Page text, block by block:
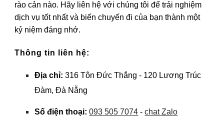
rào cản nào. Hãy liên hệ với chúng tôi để trải nghiệm
dịch vụ tốt nhất và biến chuyến đi của bạn thành một
kỷ niệm đáng nhớ.
Thông tin liên hệ:
Địa chỉ: 316 Tôn Đức Thắng - 120 Lương Trúc
Đàm, Đà Nẵng
Số điện thoại: 093 505 7074 -chat Zalo